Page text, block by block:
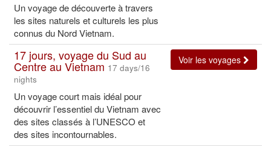
Un voyage de découverte à travers
les sites naturels et culturels les plus
connus du Nord Vietnam.
17 jours, voyage du Sud au
Centre au Vietnam 17 days/16
nights
Un voyage court mais idéal pour
découvrir l’essentiel du Vietnam avec
des sites classés à l’UNESCO et
des sites incontournables.
Voir les voyages